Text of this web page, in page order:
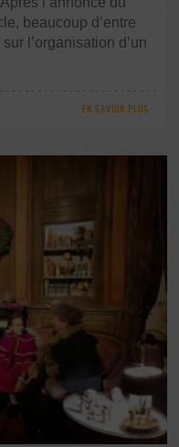
beaucoup d’entre
l’organisation d’un
EN SAVOIR PLUS